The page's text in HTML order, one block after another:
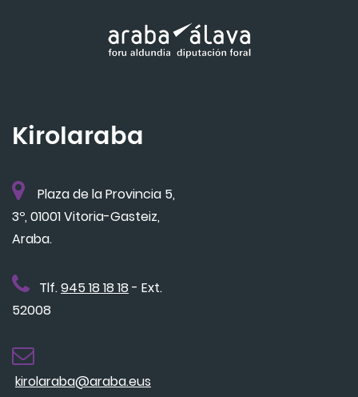
Kirolaraba
Plaza de la Provincia 5,
3º, 01001 Vitoria-Gasteiz,
Araba.
Tlf.945 18 18 18 - Ext.
52008
kirolaraba@araba.eus